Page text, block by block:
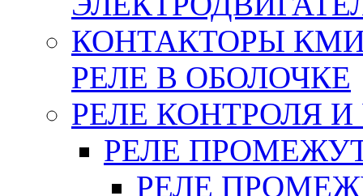
КОНТАКТОРЫ
РЕЛЕ В ОБОЛОЧКЕ
РЕЛЕ КОНТРОЛЯ
РЕЛЕ
РЕЛЕ